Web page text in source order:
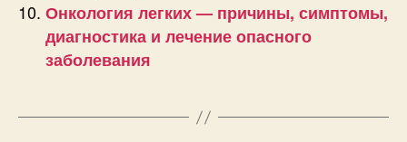
Онкология легких — причины, симптомы,
диагностика и лечение опасного
заболевания